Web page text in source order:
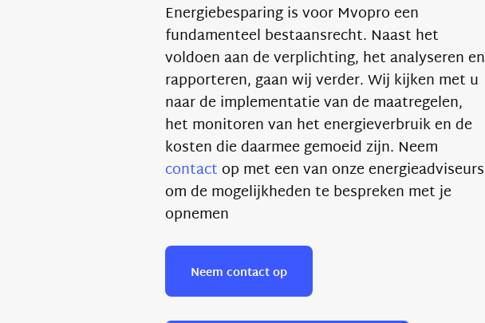
Energiebesparing is voor Mvopro een
fundamenteel bestaansrecht. Naast het
voldoen aan de verplichting, het analyseren en
rapporteren, gaan wij verder. Wij kijken met u
naar de implementatie van de maatregelen,
het monitoren van het energieverbruik en de
kosten die daarmee gemoeid zijn. Neem
contactop met een van onze energieadviseurs
om de mogelijkheden te bespreken met je
opnemen
Neem contact op